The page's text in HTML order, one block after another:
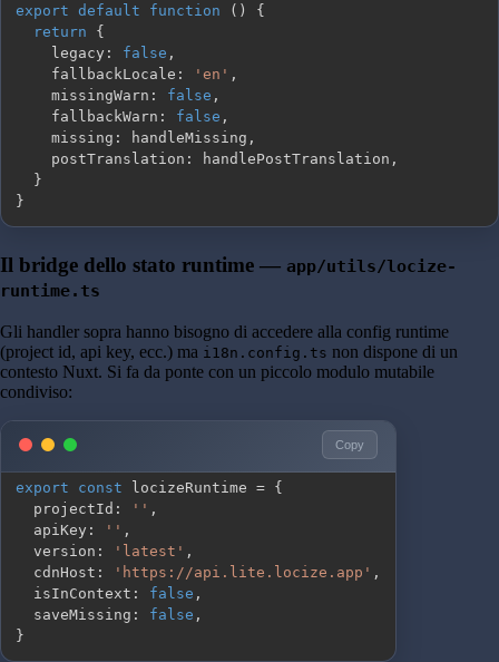
export default function ( )
{
return
{
    legacy
: false ,
    fallbackLocale
: 'en' ,
    missingWarn
: false ,
    fallbackWarn
: false ,
    missing
: handleMissing ,
    postTranslation
: handlePostTranslation ,
}
}
Il bridge dello stato runtime — app/utils/locize-
runtime.ts
Gli handler sopra hanno bisogno di accedere alla config runtime
(project id, api key, ecc.) ma i18n.config.ts non dispone di un
contesto Nuxt. Si fa da ponte con un piccolo modulo mutabile
condiviso:
Copy
export const locizeRuntime = {
  projectId
: '' ,
  apiKey
: '' ,
  version
: 'latest' ,
  cdnHost
: 'https://api.lite.locize.app' ,
  isInContext
: false ,
  saveMissing
: false ,
}